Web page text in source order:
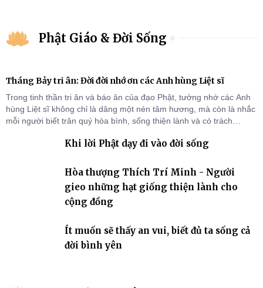
Phật Giáo & Đời Sống
Tháng Bảy tri ân: Đời đời nhớ ơn các Anh hùng Liệt sĩ
Trong tinh thần tri ân và báo ân của đạo Phật, tưởng nhớ các Anh
hùng Liệt sĩ không chỉ là dâng một nén tâm hương, mà còn là nhắc
mỗi người biết trân quý hòa bình, sống thiện lành và có trách
Khi lời Phật dạy đi vào đời sống
Hòa thượng Thích Trí Minh - Người
gieo những hạt giống thiện lành cho
cộng đồng
Ít muốn sẽ thấy an vui, biết đủ ta sống cả
đời bình yên